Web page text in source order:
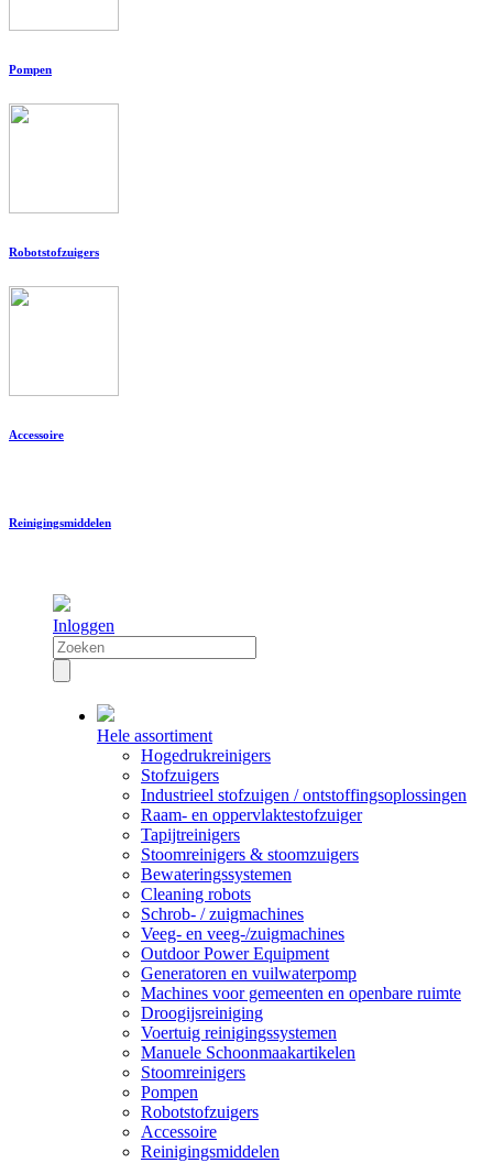
Pompen
Robotstofzuigers
Accessoire
Reinigingsmiddelen
Inloggen
Hele assortiment
Hogedrukreinigers
Stofzuigers
Industrieel stofzuigen / ontstoffingsoplossingen
Raam- en oppervlaktestofzuiger
Tapijtreinigers
Stoomreinigers & stoomzuigers
Bewateringssystemen
Cleaning robots
Schrob- / zuigmachines
Veeg- en veeg-/zuigmachines
Outdoor Power Equipment
Generatoren en vuilwaterpomp
Machines voor gemeenten en openbare ruimte
Droogijsreiniging
Voertuig reinigingssystemen
Manuele Schoonmaakartikelen
Stoomreinigers
Pompen
Robotstofzuigers
Accessoire
Reinigingsmiddelen